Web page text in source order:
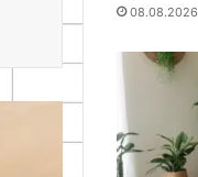
08.08.2026